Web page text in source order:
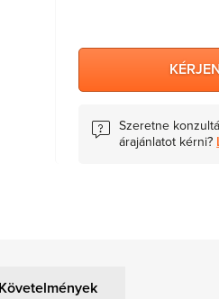
Szeretne
árajánlatot kérni?
Követelmények